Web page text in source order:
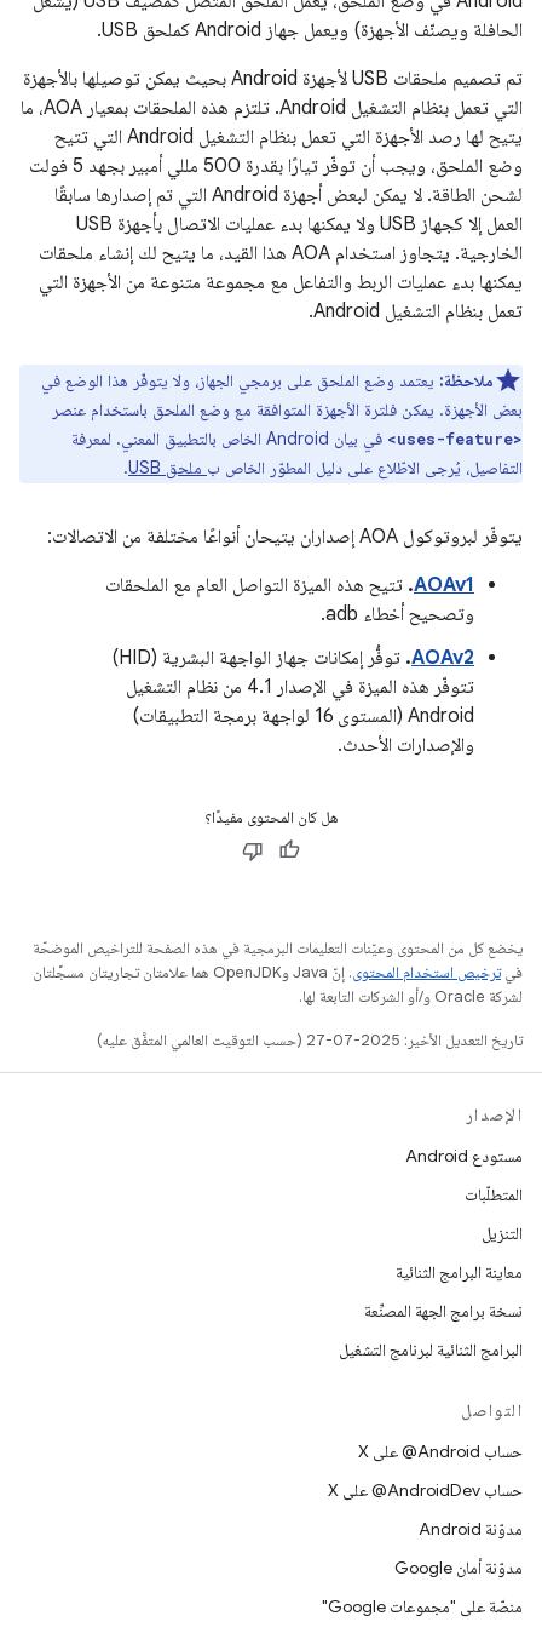
الحافلة ويصنّف الأجهزة) ويعمل جهاز Android كملحق USB.
تم تصميم ملحقات USB لأجهزة Android بحيث يمكن توصيلها بالأجهزة
التي تعمل بنظام التشغيل Android. تلتزم هذه الملحقات بمعيار AOA، ما
يتيح لها رصد الأجهزة التي تعمل بنظام التشغيل Android التي تتيح
وضع الملحق، ويجب أن توفّر تيارًا بقدرة 500 مللي أمبير بجهد 5 فولت
لشحن الطاقة. لا يمكن لبعض أجهزة Android التي تم إصدارها سابقًا
العمل إلا كجهاز USB ولا يمكنها بدء عمليات الاتصال بأجهزة USB
الخارجية. يتجاوز استخدام AOA هذا القيد، ما يتيح لك إنشاء ملحقات
يمكنها بدء عمليات الربط والتفاعل مع مجموعة متنوعة من الأجهزة التي
تعمل بنظام التشغيل Android.
ملاحظة: يعتمد وضع الملحق على برمجي الجهاز، ولا يتوفّر هذا الوضع في
بعض الأجهزة. يمكن فلترة الأجهزة المتوافقة مع وضع الملحق باستخدام عنصر
<uses-feature>
في بيان Android الخاص بالتطبيق المعني. لمعرفة
التفاصيل، يُرجى الاطّلاع على دليل المطوّر الخاص ب ملحق USB .
يتوفّر لبروتوكول AOA إصداران يتيحان أنواعًا مختلفة من الاتصالات:
AOAv1
. تتيح هذه الميزة التواصل العام مع الملحقات
وتصحيح أخطاء adb.
AOAv2
.
توفُّر إمكانات جهاز الواجهة البشرية (HID)
تتوفّر هذه الميزة في الإصدار 4.1 من نظام التشغيل
Android (المستوى 16 لواجهة برمجة التطبيقات)
والإصدارات الأحدث.
هل كان المحتوى مفيدًا؟
يخضع كل من المحتوى وعيّنات التعليمات البرمجية في هذه الصفحة للتراخيص الموضحّة
فيترخيص استخدام المحتوى
. إنّ Java وOpenJDK هما علامتان تجاريتان مسجَّلتان
لشركة Oracle و/أو الشركات التابعة لها.
تاريخ التعديل الأخير: 2025-07-27 (حسب التوقيت العالمي المتفَّق عليه)
الإصدار
مستودع Android
المتطلّبات
التنزيل
معاينة البرامج الثنائية
نسخة برامج الجهة المصنِّعة
البرامج الثنائية لبرنامج التشغيل
التواصل
حساب ‎@Android على X
حساب ‎@AndroidDev على X
مدوّنة Android
مدوّنة أمان Google
منصّة على "مجموعات Google"